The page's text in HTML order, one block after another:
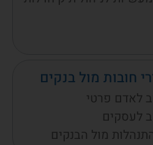
חובות מול בנקים
לאדם פרטי
לעסקים
מול הבנקים